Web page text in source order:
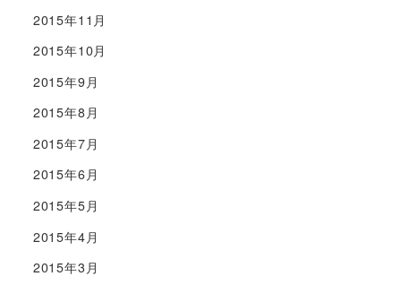
2015年11月
2015年10月
2015年9月
2015年8月
2015年7月
2015年6月
2015年5月
2015年4月
2015年3月